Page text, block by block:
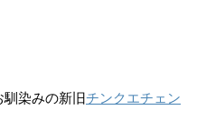
馴染みの新旧チンクエチェン